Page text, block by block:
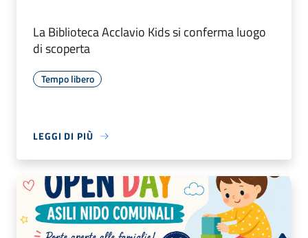
La Biblioteca Acclavio Kids si conferma luogo
di scoperta
Tempo libero
LEGGI DI PIÙ